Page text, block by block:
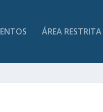
ÁREA RESTRITA